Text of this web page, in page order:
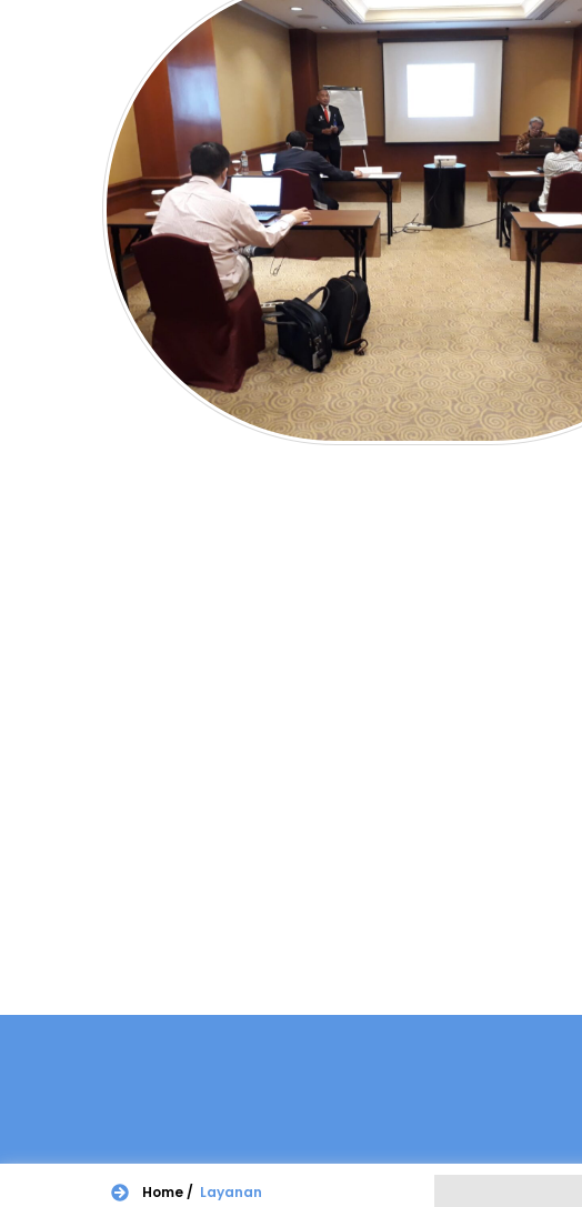
Home / Layanan